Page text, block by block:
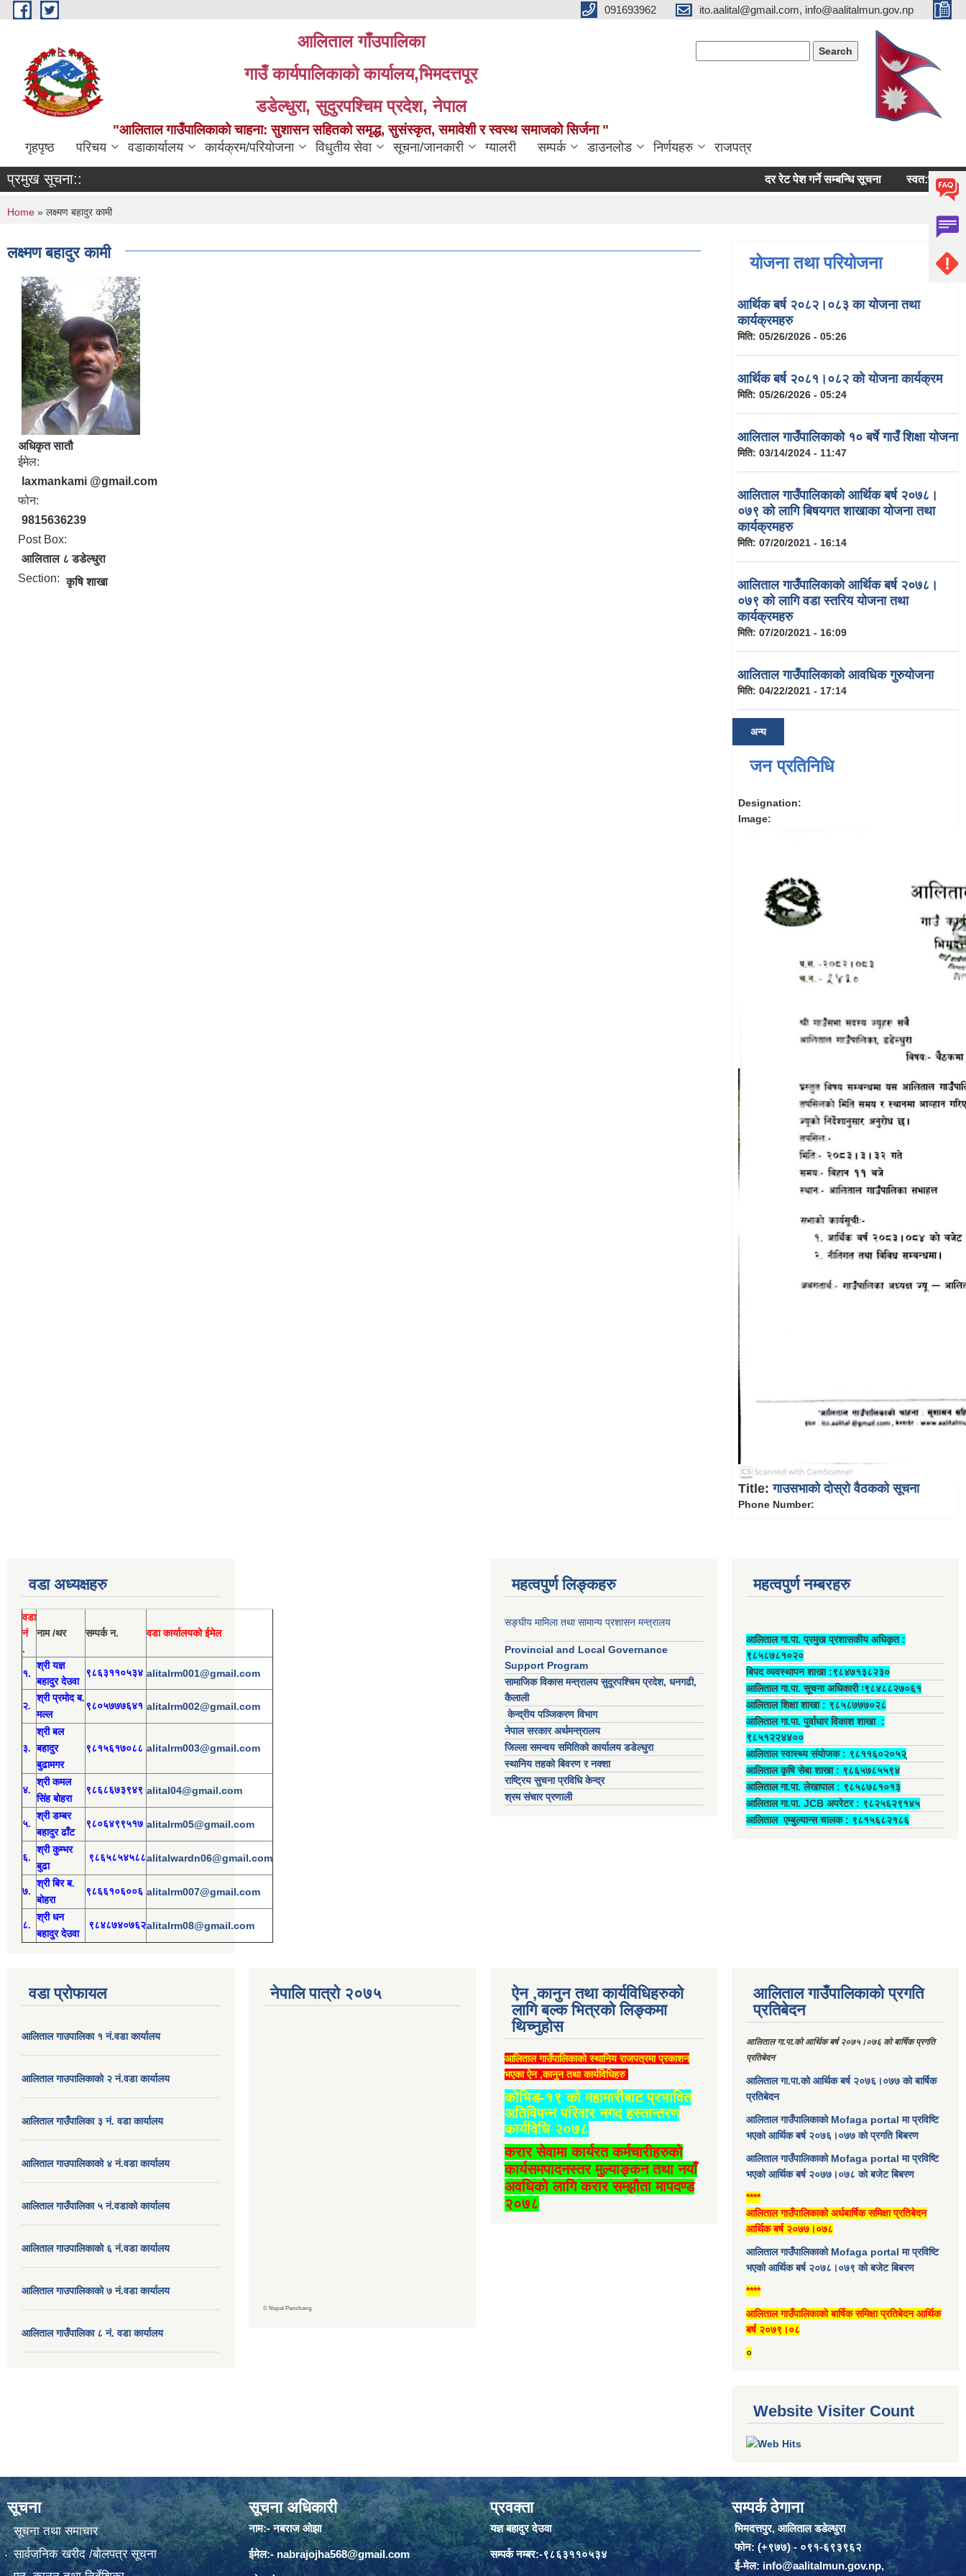
Skip to main content 091693962 ito.aalital@gmail.com, info@aalitalmun.gov.np
आलिताल गाँउपालिका
गाउँ कार्यपालिकाको कार्यालय,भिमदत्तपूर
डडेल्धुरा, सुदुरपश्चिम प्रदेश, नेपाल
"आलिताल गाउँपालिकाको चाहना: सुशासन सहितको समृद्ध, सुसंस्कृत, समावेशी र स्वस्थ समाजको सिर्जना "
गृहपृष्ठ परिचय वडाकार्यालय कार्यक्रम/परियोजना विधुतीय सेवा सूचना/जानकारी ग्यालरी सम्पर्क डाउनलोड निर्णयहरु राजपत्र
प्रमुख सूचना:: दर रेट पेश गर्ने सम्बन्धि सूचना स्वत:प्रकासन
You are here
Home » लक्ष्मण बहादुर कामी
लक्ष्मण बहादुर कामी
अधिकृत सातौ
ईमेल:
laxmankami @gmail.com
फोन:
9815636239
Post Box:
आलिताल ८ डडेल्धुरा
Section: कृषि शाखा
योजना तथा परियोजना
आर्थिक बर्ष २०८२।०८३ का योजना तथा
कार्यक्रमहरु
मिति: 05/26/2026 - 05:26
आर्थिक बर्ष २०८१।०८२ को योजना कार्यक्रम
मिति: 05/26/2026 - 05:24
आलिताल गाउँपालिकाको १० बर्षे गाउँ शिक्षा योजना
मिति: 03/14/2024 - 11:47
आलिताल गाउँपालिकाको आर्थिक बर्ष २०७८।
०७९ को लागि बिषयगत शाखाका योजना तथा
कार्यक्रमहरु
मिति: 07/20/2021 - 16:14
आलिताल गाउँपालिकाको आर्थिक बर्ष २०७८।
०७९ को लागि वडा स्तरिय योजना तथा
कार्यक्रमहरु
मिति: 07/20/2021 - 16:09
आलिताल गाउँपालिकाको आवधिक गुरुयोजना
मिति: 04/22/2021 - 17:14
अन्य
जन प्रतिनिधि
Designation:
Image:
Title:गाउसभाको दोस्रो वैठकको सूचना
Phone Number:
वडा अध्यक्षहरु
वडा
नं
.
नाम /थर सम्पर्क न. वडा कार्यालयको ईमेल
१.
श्री यज्ञ
बहादुर देउवा
९८६३११०५३४ alitalrm001@gmail.com
२.
श्रीप्रमोदब.
मल्ल
९८०५७७७६४१ alitalrm002@gmail.com
३.
श्रीबल
बहादुर
बुढामगर
९८१५६१७०८८ alitalrm003@gmail.com
४.
श्री कमल
सिंह बोहरा
९८६८६७३९४९ alital04@gmail.com
५.
श्री डम्बर
बहादुर ढाँट
९८०६४९९५१७ alitalrm05@gmail.com
६.
श्री कुम्भर
बुढा
९८६५८५४५८८alitalwardn06@gmail.com
७.
श्री बिर ब.
बोहरा
९८६६१०६००६ alitalrm007@gmail.com
८.
श्री धन
बहादुर देउवा
९८४८७४०७६२alitalrm08@gmail.com
महत्वपुर्ण लिङ्कहरु
सङ्घीय मामिला तथा सामान्य प्रशासन मन्त्रालय
Provincial and Local Governance
Support Program
सामाजिक विकास मन्त्रालय सुदूरपश्चिम प्रदेश, धनगढी,
कैलाली
केन्द्रीय पञ्जिकरण विभाग
नेपाल सरकार अर्थमन्त्रालय
जिल्ला समन्वय समितिको कार्यालय डडेल्धुरा
स्थानिय तहको बिवरण र नक्शा
राष्ट्रिय सुचना प्रविधि केन्द्र
श्रम संचार प्रणाली
महत्वपुर्ण नम्बरहरु
आलिताल गा.पा. प्रमुख प्रशासकीय अधिकृत ‍:
९८५८७८१०२०
बिपद व्यवस्थापन शाखा :९८४७१३८२३०
आलिताल गा.पा. सूचना अधिकारी ः९८४८८२७०६१
आलिताल शिक्षा शाखा : ९८५८७७७०२८
आलिताल गा.पा. पुर्वाधार विकाश शाखा ‍:
९८५१२२४४००
आलिताल स्वास्थ्य संयोजक ‍: ९८११६०२०५२्
आलिताल कृषि सेबा शाखा : ९८६५७८५५९४
आलिताल गा.पा. लेखापाल ‍: ९८५८७८१०१३
आलिताल गा.पा. JCB अपरेटर ‍: ९८२५६२९१४५
आलिताल एम्बुल्यान्स चालक ‍: ९८१५६८२१८६
वडा प्रोफायल
आलिताल गाउपालिका १ नं.वडा कार्यालय
आलिताल गाउपालिकाको २ नं.वडा कार्यालय
आलिताल गाउँपालिका ३ नं. वडा कार्यालय
आलिताल गाउपालिकाको ४ नं.वडा कार्यालय
आलिताल गाउँपालिका ५ नं.वडाको कार्यालय
आलिताल गाउपालिकाको ६ नं.वडा कार्यालय
आलिताल गाउपालिकाको ७ नं.वडा कार्यालय
आलिताल गाउँपालिका ८ नं. वडा कार्यालय
नेपालि पात्रो २०७५
© Nepal Panchang
ऐन ,कानुन तथा कार्यविधिहरुको
लागि बल्क भित्रको लिङ्कमा
थिच्‍नुहोस
आलिताल गाउँपालिकाको स्थानिय राजपत्रमा प्रकाशन
भएका ऐन ,कानुन तथा कार्यविधिहरु
कोभिड-१९ को महामारीबाट प्रभावित
अतिविपन्न परिवार नगद हस्तान्तरण
कार्यविधि २०७८
करार सेवामा कार्यरत कर्मचारीहरुको
कार्यसमपादनस्तर मुल्याङ्कन तथा नयाँ
अवधिको लागि करार सम्झौता मापदण्ड
२०७८
आलिताल गाउँपालिकाको प्रगति
प्रतिबेदन
आलिताल गा.पा.को आर्थिक बर्ष २०७५।०७६ को बार्षिक प्रगति
प्रतिबेदन
आलिताल गा.पा.को आर्थिक बर्ष २०७६।०७७ को बार्षिक
प्रतिबेदन
आलिताल गाउँपालिकाको Mofaga portal मा प्रविष्टि
भएको आर्थिक बर्ष २०७६।०७७ को प्रगति बिबरण
आलिताल गाउँपालिकाको Mofaga portal मा प्रविष्टि
भएको आर्थिक बर्ष २०७७।०७८ को बजेट बिबरण
****
आलिताल गाउँपालिकाको अर्धबार्षिक समिक्षा प्रतिबेदन
आर्थिक बर्ष २०७७।०७८
आलिताल गाउँपालिकाको Mofaga portal मा प्रविष्टि
भएको आर्थिक बर्ष २०७८।०७९ को बजेट बिबरण
****
आलिताल गाउँपालिकाको बार्षिक समिक्षा प्रतिबेदन आर्थिक
बर्ष २०७९।०८
०
Website Visiter Count
सूचना
सूचना तथा समाचार
सार्वजनिक खरीद /बोलपत्र सूचना
सूचना अधिकारी
नाम:- नबराज ओझा
ईमेल:- nabrajojha568@gmail.com
प्रवक्ता
यज्ञ बहादुर देउवा
सम्पर्क नम्बर:-९८६३११०५३४
सम्पर्क ठेगाना
भिमदत्तपुर, आलिताल डडेल्धुरा
फोन: (+९७७) - ०९१-६९३९६२
ई-मेल: info@aalitalmun.gov.np,